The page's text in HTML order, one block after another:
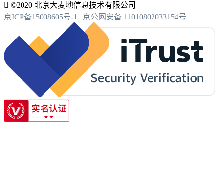
 ©2020 北京大麦地信息技术有限公司
京ICP备15008605号-1 | 京公网安备 11010802033154号